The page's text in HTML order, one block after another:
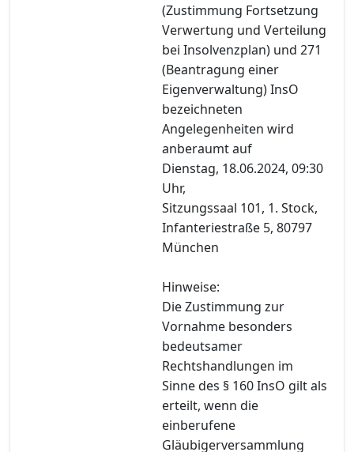
(Zustimmung Fortsetzung
Verwertung und Verteilung
bei Insolvenzplan) und 271
(Beantragung einer
Eigenverwaltung) InsO
bezeichneten
Angelegenheiten wird
anberaumt auf
Dienstag, 18.06.2024, 09:30
Uhr,
Sitzungssaal 101, 1. Stock,
Infanteriestraße 5, 80797
München
Hinweise:
Die Zustimmung zur
Vornahme besonders
bedeutsamer
Rechtshandlungen im
Sinne des § 160 InsO gilt als
erteilt, wenn die
einberufene
Gläubigerversammlung